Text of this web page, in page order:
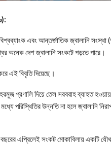
এবং আন্তর্জাতিক জ্বালানি সংস্থা
অনেক দেশ জ্বালানি সংকটে পড়তে পারে।
এই বিবৃতি দিয়েছে।
প্রণালি দিয়ে তেল সরবরাহ ব্যাহত
পরিস্থিতির উন্নতি না হলে জ্বালানি
এপ্রিলেই সংকট মোকাবিলায় একটি